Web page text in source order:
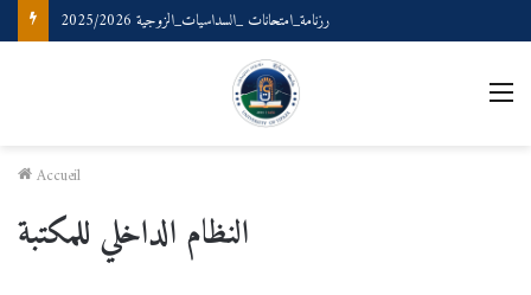
ملتقى وطني بعنوان: المصطلحية والذكاء الصناعي حدود التلاقي وإجراءات التطبيق
Accueil
النظام الداخلي للمكتبة